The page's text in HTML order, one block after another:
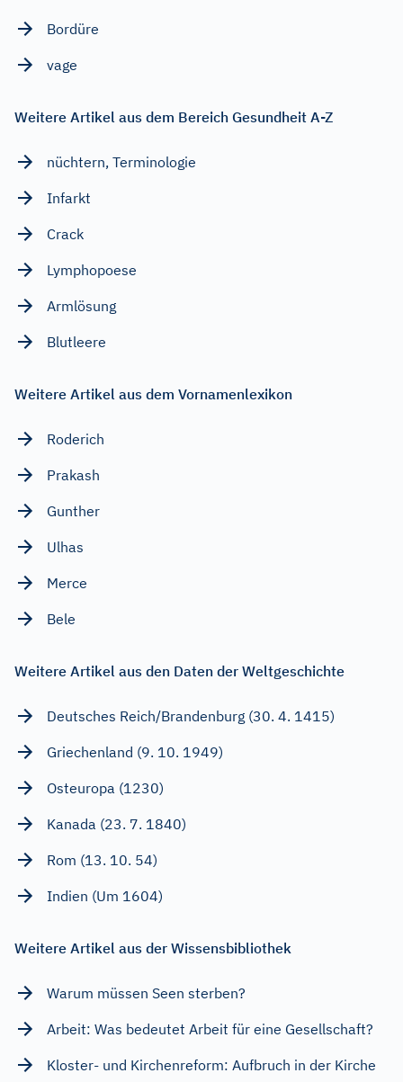
Bordüre
vage
Weitere Artikel aus dem Bereich Gesundheit A-Z
nüchtern, Terminologie
Infarkt
Crack
Lymphopoese
Armlösung
Blutleere
Weitere Artikel aus dem Vornamenlexikon
Roderich
Prakash
Gunther
Ulhas
Merce
Bele
Weitere Artikel aus den Daten der Weltgeschichte
Deutsches Reich/Brandenburg (30. 4. 1415)
Griechenland (9. 10. 1949)
Osteuropa (1230)
Kanada (23. 7. 1840)
Rom (13. 10. 54)
Indien (Um 1604)
Weitere Artikel aus der Wissensbibliothek
Warum müssen Seen sterben?
Arbeit: Was bedeutet Arbeit für eine Gesellschaft?
Kloster- und Kirchenreform: Aufbruch in der Kirche